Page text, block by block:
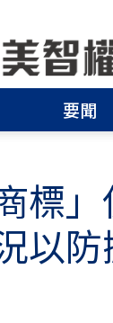
要聞
標
以